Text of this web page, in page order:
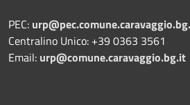
PEC:
Centralino Unico: +39 0363 3561
Email: urp@comune.caravaggio.bg.it